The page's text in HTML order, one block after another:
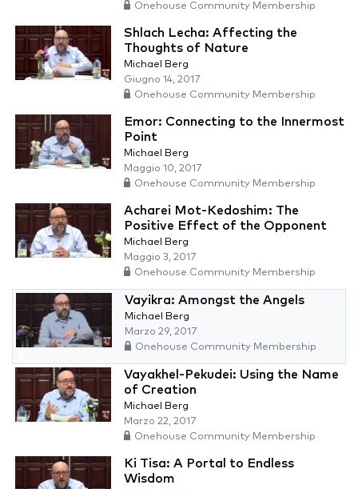
Onehouse Community Membership
Shlach Lecha: Affecting the
Thoughts of Nature
Michael Berg
Giugno 14, 2017
Onehouse Community Membership
Emor: Connecting to the Innermost
Point
Michael Berg
Maggio 10, 2017
Onehouse Community Membership
Acharei Mot-Kedoshim: The
Positive Effect of the Opponent
Michael Berg
Maggio 3, 2017
Onehouse Community Membership
Vayikra: Amongst the Angels
Michael Berg
Marzo 29, 2017
Onehouse Community Membership
Vayakhel-Pekudei: Using the Name
of Creation
Michael Berg
Marzo 22, 2017
Onehouse Community Membership
Ki Tisa: A Portal to Endless
Wisdom